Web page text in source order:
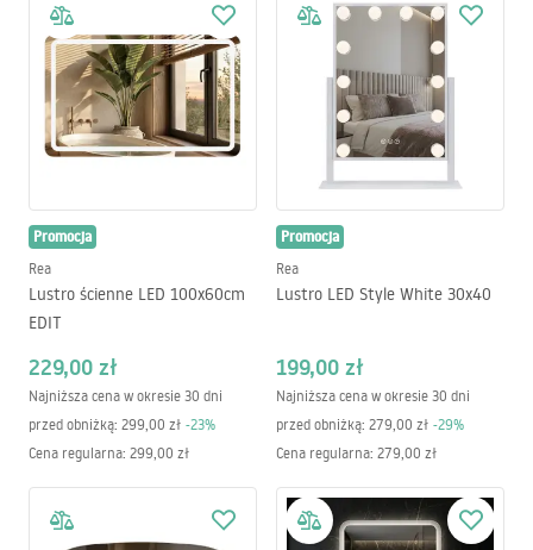
Promocja
Rea
Lustro ścienne LED 100x60cm
EDIT
229,00 zł
Najniższa cena w okresie 30 dni
przed obniżką: 299,00 zł -23%
Cena regularna: 299,00 zł
Promocja
Rea
Lustro LED Style White 30x40
199,00 zł
Najniższa cena w okresie 30 dni
przed obniżką: 279,00 zł -29%
Cena regularna: 279,00 zł